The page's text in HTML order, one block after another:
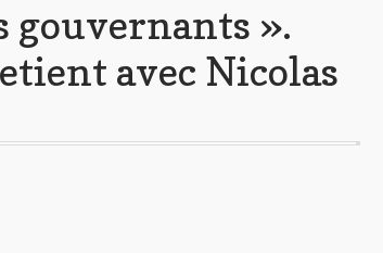
gouvernants ».
avec Nicolas